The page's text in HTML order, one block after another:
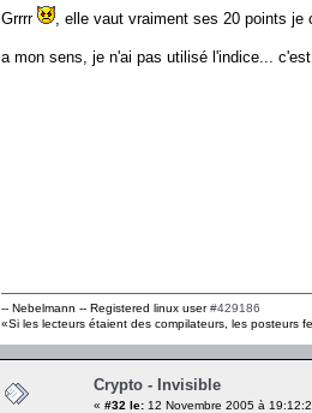
Grrrr , elle vaut vraiment ses 20 points
a mon sens, je n'ai pas utilisé l'indice...
-- Nebelmann -- Registered linux user#429186
«Si les lecteurs étaient des compilateurs, les posteurs
Crypto - Invisible
« #32 le: 12 Novembre 2005 à